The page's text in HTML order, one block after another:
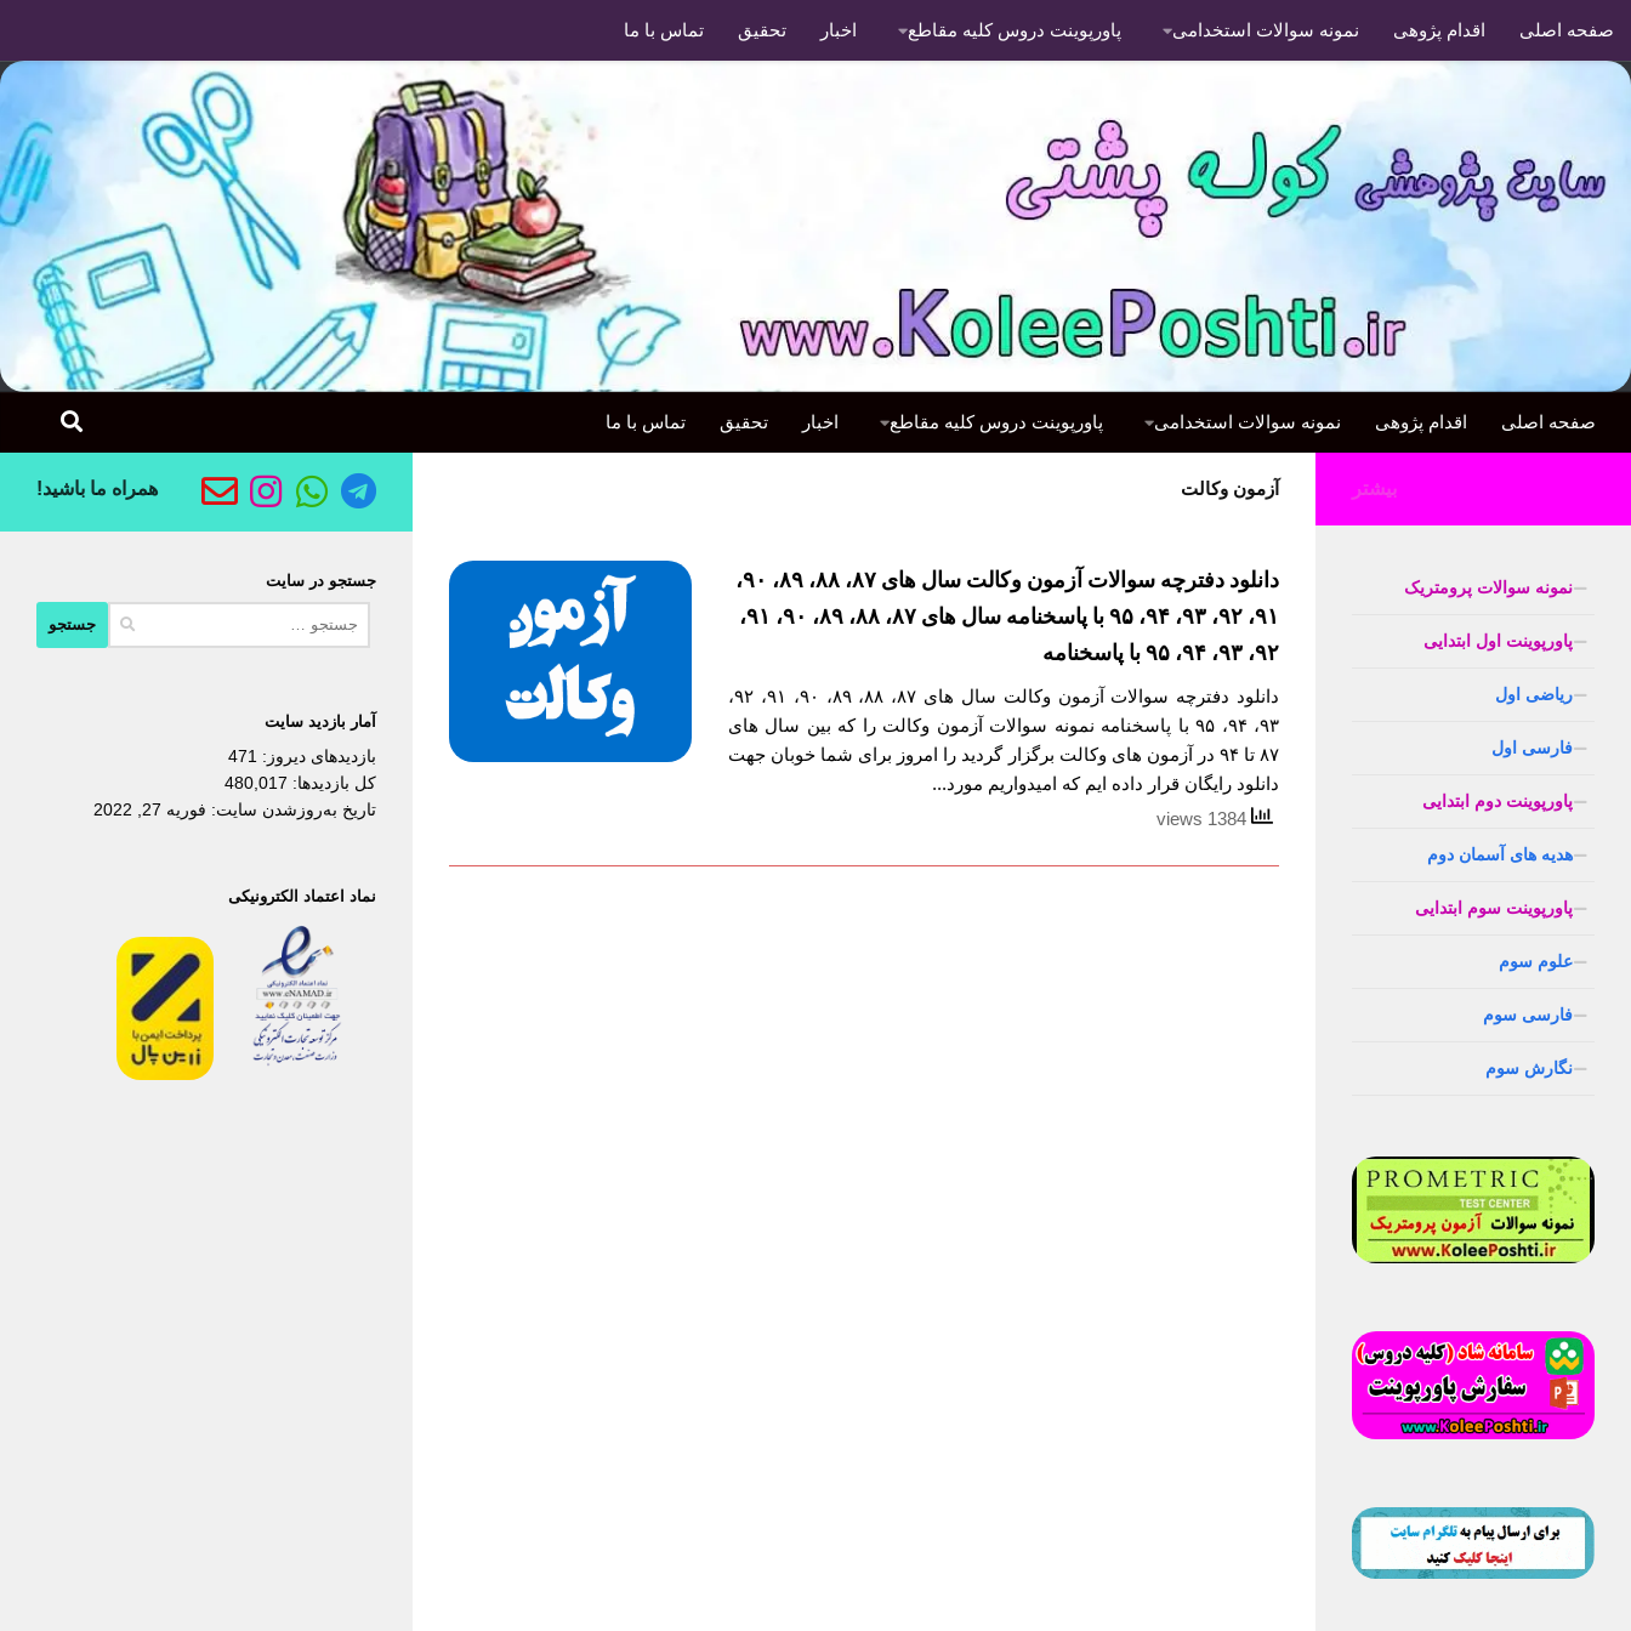
صفحه اصلی اقدام پژوهی نمونه سوالات استخدامی پاورپوینت دروس کلیه مقاطع اخبار تحقیق تماس با ما
صفحه اصلی اقدام پژوهی نمونه سوالات استخدامی پاورپوینت دروس کلیه مقاطع اخبار تحقیق تماس با ما
آزمون وکالت
دانلود دفترچه سوالات آزمون وکالت سال های ۸۷، ۸۸، ۸۹، ۹۰،
۹۱، ۹۲، ۹۳، ۹۴، ۹۵ با پاسخنامه سال های ۸۷، ۸۸، ۸۹، ۹۰، ۹۱،
۹۲، ۹۳، ۹۴، ۹۵ با پاسخنامه
دانلود دفترچه سوالات آزمون وکالت سال های ۸۷، ۸۸، ۸۹، ۹۰، ۹۱، ۹۲،
۹۳، ۹۴، ۹۵ با پاسخنامه نمونه سوالات آزمون وکالت را که بین سال های
۸۷ تا ۹۴ در آزمون های وکالت برگزار گردید را امروز برای شما خوبان جهت
دانلود رایگان قرار داده ایم که امیدواریم مورد...
همراه ما باشید!
جستجو در سایت
آمار بازدید سایت
بازدیدهای دیروز: 471
کل بازدیدها: 480,017
تاریخ به‌روزشدن سایت: فوریه 27, 2022
نماد اعتماد الکترونیکی
بیشتر
نمونه سوالات پرومتریک
پاورپوینت اول ابتدایی
ریاضی اول
فارسی اول
پاورپوینت دوم ابتدایی
هدیه های آسمان دوم
پاورپوینت سوم ابتدایی
علوم سوم
فارسی سوم
نگارش سوم